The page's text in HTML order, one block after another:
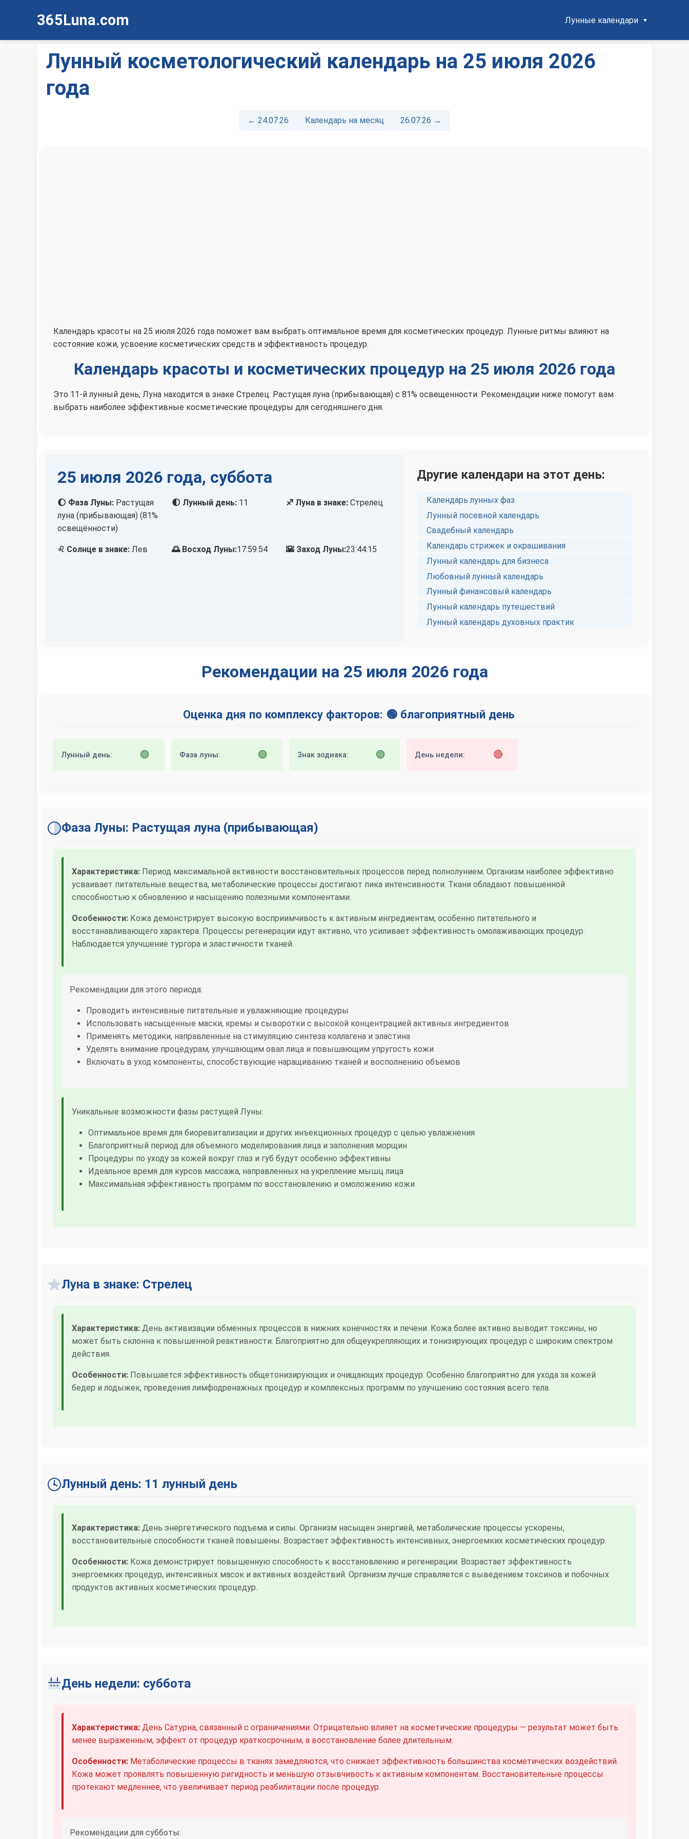
365Luna.com Лунные календари
Лунный косметологический календарь на 25 июля 2026
года
← 24.07.26 Календарь на месяц 26.07.26 →
Календарь красоты на 25 июля 2026 года поможет вам выбрать оптимальное время для косметических процедур. Лунные ритмы влияют на
состояние кожи, усвоение косметических средств и эффективность процедур.
Календарь красоты и косметических процедур на 25 июля 2026 года
Это 11-й лунный день, Луна находится в знаке Стрелец. Растущая луна (прибывающая) с 81% освещенности. Рекомендации ниже помогут вам
выбрать наиболее эффективные косметические процедуры для сегодняшнего дня.
25 июля 2026 года, суббота
🌔 Фаза Луны: Растущая
луна (прибывающая) (81%
освещённости)
🌓 Лунный день:11 ♐ Луна в знаке:Стрелец
♌ Солнце в знаке: Лев 🌅 Восход Луны:17:59:54 🌇 Заход Луны:23:44:15
Другие календари на этот день:
Календарь лунных фаз
Лунный посевной календарь
Свадебный календарь
Календарь стрижек и окрашивания
Лунный календарь для бизнеса
Любовный лунный календарь
Лунный финансовый календарь
Лунный календарь путешествий
Лунный календарь духовных практик
Рекомендации на 25 июля 2026 года
Оценка дня по комплексу факторов: 🟢 благоприятный день
Лунный день: 🟢 Фаза луны: 🟢 Знак зодиака: 🟢 День недели: 🔴
Фаза Луны: Растущая луна (прибывающая)
Характеристика: Период максимальной активности восстановительных процессов перед полнолунием. Организм наиболее эффективно
усваивает питательные вещества, метаболические процессы достигают пика интенсивности. Ткани обладают повышенной
способностью к обновлению и насыщению полезными компонентами.
Особенности: Кожа демонстрирует высокую восприимчивость к активным ингредиентам, особенно питательного и
восстанавливающего характера. Процессы регенерации идут активно, что усиливает эффективность омолаживающих процедур.
Наблюдается улучшение тургора и эластичности тканей.
Рекомендации для этого периода:
Проводить интенсивные питательные и увлажняющие процедуры
Использовать насыщенные маски, кремы и сыворотки с высокой концентрацией активных ингредиентов
Применять методики, направленные на стимуляцию синтеза коллагена и эластина
Уделять внимание процедурам, улучшающим овал лица и повышающим упругость кожи
Включать в уход компоненты, способствующие наращиванию тканей и восполнению объемов
Уникальные возможности фазы растущей Луны:
Оптимальное время для биоревитализации и других инъекционных процедур с целью увлажнения
Благоприятный период для объемного моделирования лица и заполнения морщин
Процедуры по уходу за кожей вокруг глаз и губ будут особенно эффективны
Идеальное время для курсов массажа, направленных на укрепление мышц лица
Максимальная эффективность программ по восстановлению и омоложению кожи
Луна в знаке: Стрелец
Характеристика: День активизации обменных процессов в нижних конечностях и печени. Кожа более активно выводит токсины, но
может быть склонна к повышенной реактивности. Благоприятно для общеукрепляющих и тонизирующих процедур с широким спектром
действия.
Особенности: Повышается эффективность общетонизирующих и очищающих процедур. Особенно благоприятно для ухода за кожей
бедер и лодыжек, проведения лимфодренажных процедур и комплексных программ по улучшению состояния всего тела.
Лунный день: 11 лунный день
Характеристика: День энергетического подъема и силы. Организм насыщен энергией, метаболические процессы ускорены,
восстановительные способности тканей повышены. Возрастает эффективность интенсивных, энергоемких косметических процедур.
Особенности: Кожа демонстрирует повышенную способность к восстановлению и регенерации. Возрастает эффективность
энергоемких процедур, интенсивных масок и активных воздействий. Организм лучше справляется с выведением токсинов и побочных
продуктов активных косметических процедур.
День недели: суббота
Характеристика: День Сатурна, связанный с ограничениями. Отрицательно влияет на косметические процедуры — результат может быть
менее выраженным, эффект от процедур краткосрочным, а восстановление более длительным.
Особенности: Метаболические процессы в тканях замедляются, что снижает эффективность большинства косметических воздействий.
Кожа может проявлять повышенную ригидность и меньшую отзывчивость к активным компонентам. Восстановительные процессы
протекают медленнее, что увеличивает период реабилитации после процедур.
Рекомендации для субботы: